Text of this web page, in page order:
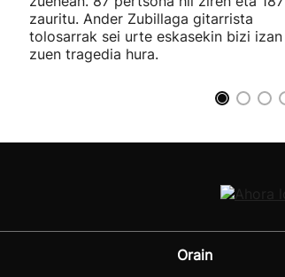
zauritu. Ander Zubillaga gitarrista
tolosarrak sei urte eskasekin bizi izan
zuen tragedia hura.
Orain